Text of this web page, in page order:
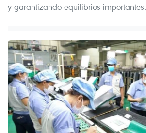
y garantizando equilibrios importantes.